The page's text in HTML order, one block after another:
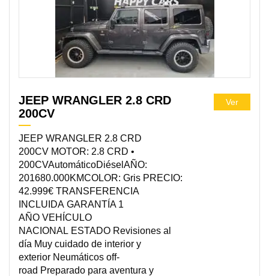
JEEP WRANGLER 2.8 CRD
200CV
JEEP WRANGLER 2.8 CRD
200CV MOTOR: 2.8 CRD •
200CVAutomáticoDiéselAÑO:
201680.000KMCOLOR: Gris PRECIO:
42.999€ TRANSFERENCIA
INCLUIDA GARANTÍA 1
AÑO VEHÍCULO
NACIONAL ESTADO Revisiones al
día Muy cuidado de interior y
exterior Neumáticos off-
road Preparado para aventura y
Ver